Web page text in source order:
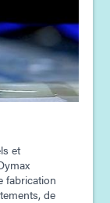
et
fabrication
de